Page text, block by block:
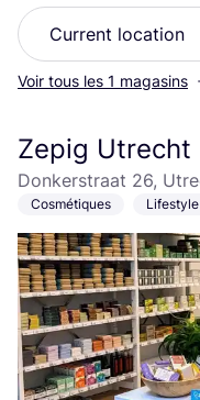
Voir tous les 1 magasins
Zepig Utrecht
Donkerstraat 26,
Cosmétiques